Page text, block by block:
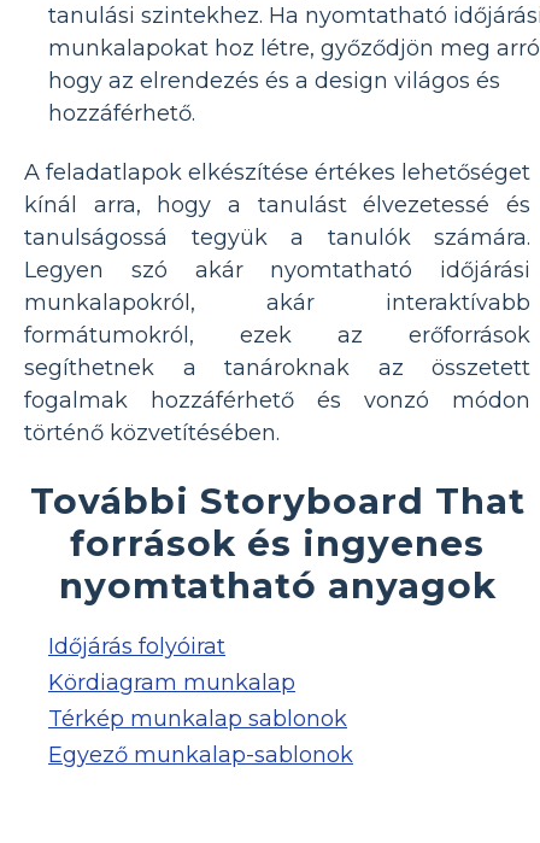
tanulási szintekhez. Ha nyomtatható
munkalapokat hoz létre, győződjön meg
hogy az elrendezés és a design világos és
hozzáférhető.
A feladatlapok elkészítése értékes lehetőséget
kínál arra, hogy a tanulást élvezetessé és
tanulságossá tegyük a tanulók számára.
Legyen szó akár nyomtatható időjárási
munkalapokról, akár interaktívabb
formátumokról, ezek az erőforrások
segíthetnek a tanároknak az összetett
fogalmak hozzáférhető és vonzó módon
történő közvetítésében.
További Storyboard That
források és ingyenes
nyomtatható anyagok
Időjárás folyóirat
Kördiagram munkalap
Térkép munkalap sablonok
Egyező munkalap-sablonok